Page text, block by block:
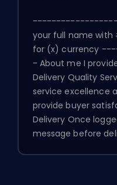
your full name with
for (x)
- About me I
Delivery Quality
service excellence
provide buyer
Delivery Once
message before